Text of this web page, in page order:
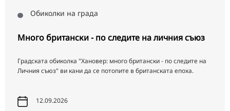
Обиколки на града
Много британски - по следите на личния съюз
Градската обиколка "Хановер: много британски - по следите на
Личния съюз" ви кани да се потопите в британската епоха.
12.09.2026